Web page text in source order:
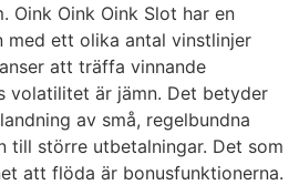
Oink Oink Oink Slot har en
med ett olika antal vinstlinjer
att träffa vinnande
volatilitet är jämn. Det betyder
av små, regelbundna
till större utbetalningar. Det som
att flöda är bonusfunktionerna.